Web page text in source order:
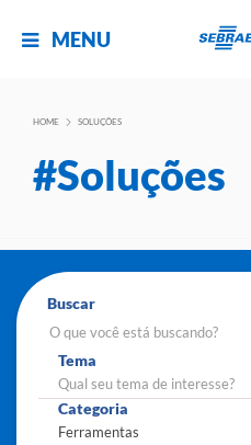
MENU
HOME SOLUÇÕES
#Soluções
Buscar
Tema
Qual seu tema de interesse?
Categoria
Ferramentas